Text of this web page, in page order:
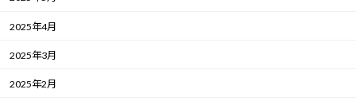
2025年4月
2025年3月
2025年2月